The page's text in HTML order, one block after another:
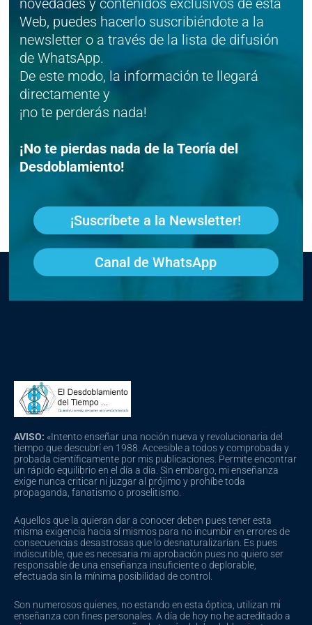
novedades y contenidos exclusivos de esta
Web, puedes hacerlo suscribiéndote a la
newsletter o a través de la lista de difusión
de WhatsApp.
De este modo, la información te llegará
directamente y
¡no te perderás nada!
¡No te pierdas nada de la Teoría del
Desdoblamiento!
¡Suscríbete a la Newsletter!
Canal de WhatsApp
AVISO: «Intento enseñar una noción nueva y revolucionaria del
tiempo que descubrí en 1988. Accesible a todos y comprobada y
probada científicamente por mis publicaciones. Permite encontrar
un rápido equilibrio en el día a día. Sin embargo, mi enseñanza
exige nunca criticar ni juzgar al prójimo y prohíbe toda
propaganda, fanatismo o proselitismo.
Aquellos que la quieran dar a conocer deben pues tener esta
misma exigencia hacia sí mismos para no incumbir en errores de
consecuencias desastrosas que lo desnaturalizarían. Es pues
indiscutible, que es necesaria mi aprobación pues no quiero ser
responsable de una enseñanza insuficiente o deplorable,
efectuada sin la mínima posibilidad de control.
Son numerosos quienes, no estando en esta óptica, utilizan mi
enseñanza con fines personales. A día de hoy no he acreditado a